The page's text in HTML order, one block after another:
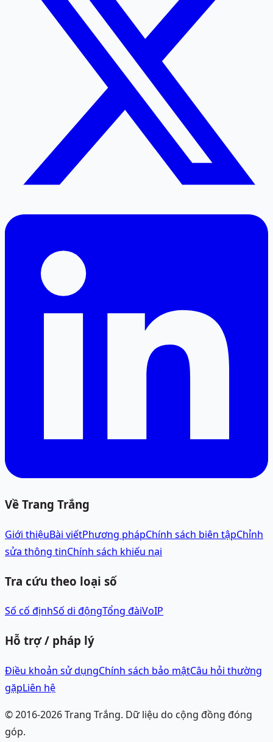
Về Trang Trắng
Giới thiệuBài viếtPhương phápChính sách biên tậpChỉnh
sửa thông tinChính sách khiếu nại
Tra cứu theo loại số
Số cố địnhSố di độngTổng đàiVoIP
Hỗ trợ / pháp lý
Điều khoản sử dụngChính sách bảo mậtCâu hỏi thường
gặpLiên hệ
© 2016-2026Trang Trắng. Dữ liệu do cộng đồng đóng
góp.